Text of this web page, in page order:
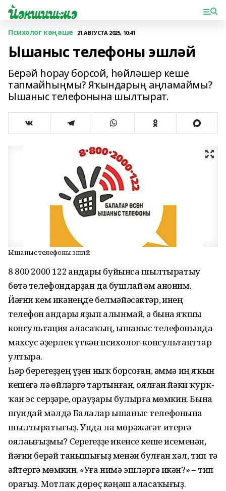
Психолог кәңәше 21 АВГУСТА 2025, 10:41
Ышаныс телефоны эшләй
Берәй һорау борсой, һөйләшер кеше
тапмайһыңмы? Яҡындарың аңламаймы?
Ышаныс телефонына шылтырат.
Ышаныс телефоны эшләй
8 800 2000 122 һандары буйынса шылтыратыу
бөтә телефондарҙан да бушлай һәм аноним.
Йәғни кем икәнеңде белмәйәсәктәр, һинең
телефон һандары яҙып алынмай, ә бына яҡшы
консультация аласаҡһың, ышаныс телефонында
махсус әҙерлек үткән психолог-консультанттар
ултыра.
Һәр берегеҙҙең үҙен ныҡ борсоған, әммә иң яҡын
кешегә лә һөйләргә тартынған, оялған йәки ҡурҡ­
ҡан эс серҙәре, һорауҙары булырға мөмкин. Бына
шундай мәлдә Балалар ышаныс телефонына
шылтыратығыҙ. Унда ла мөрәжәғәт итергә
оялаһығыҙмы? Cерегеҙҙе икенсе кеше исеменән,
йәғни берәй танышығыҙ менән булған хәл, тип тә
әйтергә мөмкин. «Уға нимә эшләргә икән?» – тип
һорағыҙ. Мотлаҡ дөрөҫ кәңәш аласаҡһығыҙ.